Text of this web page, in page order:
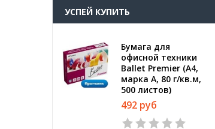
УСПЕЙ КУПИТЬ
Бумага для
офисной техники
Ballet Premier (А4,
марка A, 80 г/кв.м,
500 листов)
492 руб